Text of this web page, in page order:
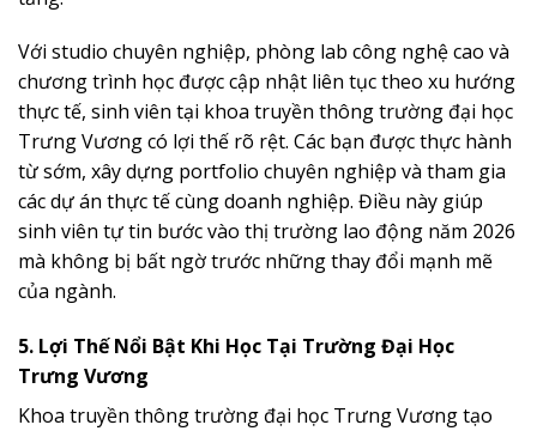
Với studio chuyên nghiệp, phòng lab công nghệ cao và
chương trình học được cập nhật liên tục theo xu hướng
thực tế, sinh viên tại khoa truyền thông trường đại học
Trưng Vương có lợi thế rõ rệt. Các bạn được thực hành
từ sớm, xây dựng portfolio chuyên nghiệp và tham gia
các dự án thực tế cùng doanh nghiệp. Điều này giúp
sinh viên tự tin bước vào thị trường lao động năm 2026
mà không bị bất ngờ trước những thay đổi mạnh mẽ
của ngành.
5. Lợi Thế Nổi Bật Khi Học Tại Trường Đại Học
Trưng Vương
Khoa truyền thông trường đại học Trưng Vương tạo